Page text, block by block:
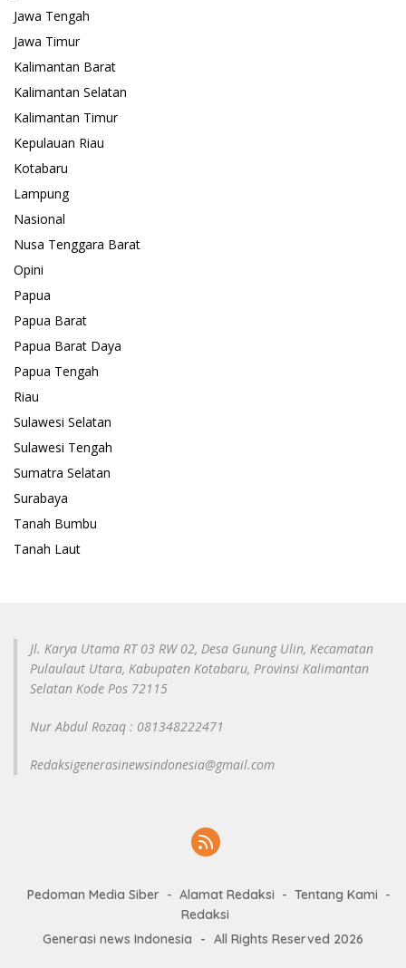
Jawa Tengah
Jawa Timur
Kalimantan Barat
Kalimantan Selatan
Kalimantan Timur
Kepulauan Riau
Kotabaru
Lampung
Nasional
Nusa Tenggara Barat
Opini
Papua
Papua Barat
Papua Barat Daya
Papua Tengah
Riau
Sulawesi Selatan
Sulawesi Tengah
Sumatra Selatan
Surabaya
Tanah Bumbu
Tanah Laut
Jl. Karya Utama RT 03 RW 02, Desa Gunung Ulin, Kecamatan
Pulaulaut Utara, Kabupaten Kotabaru, Provinsi Kalimantan
Selatan Kode Pos 72115
Nur Abdul Rozaq : 081348222471
Redaksigenerasinewsindonesia@gmail.com
Pedoman Media Siber Alamat Redaksi
Tentang Kami
Redaksi
Generasi news Indonesia
- All Rights Reserved 2026